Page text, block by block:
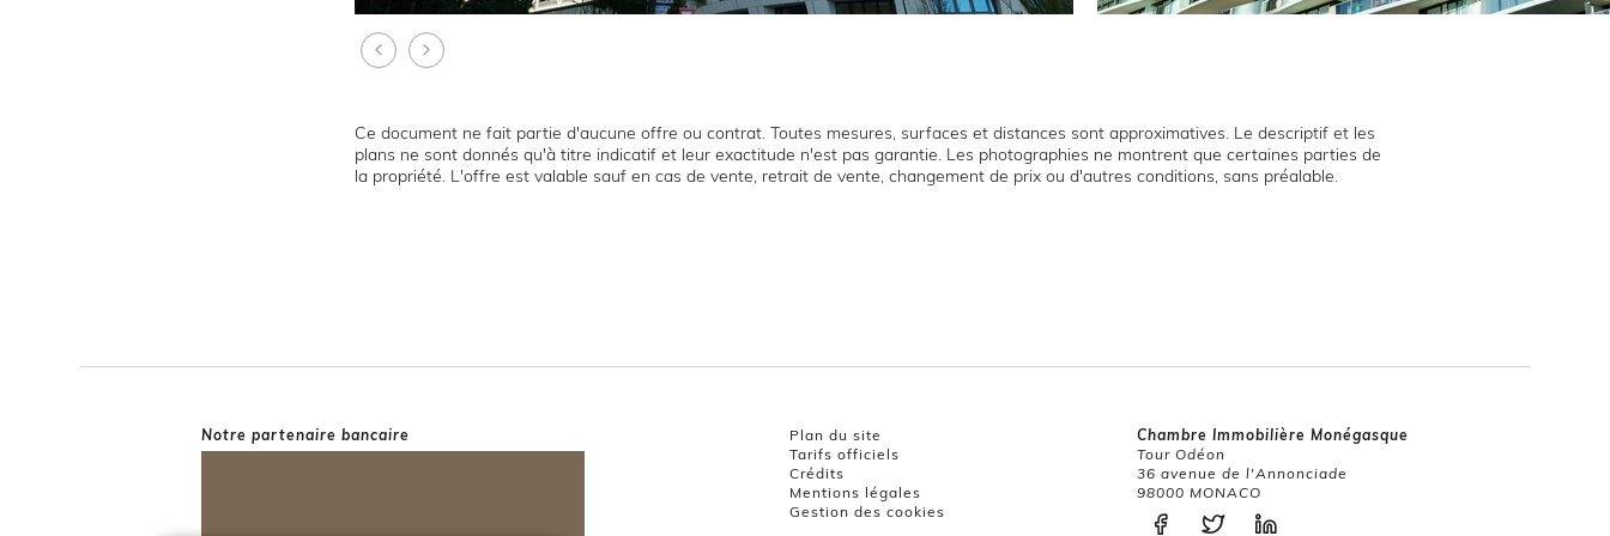
Ce document ne fait partie d'aucune offre ou contrat. Toutes mesures, surfaces et distances sont approximatives. Le descriptif et les
plans ne sont donnés qu'à titre indicatif et leur exactitude n'est pas garantie. Les photographies ne montrent que certaines parties de
la propriété. L'offre est valable sauf en cas de vente, retrait de vente, changement de prix ou d'autres conditions, sans préalable.
Notre partenaire bancaire
Plan du site
Tarifs officiels
Crédits
Mentions légales
Gestion des cookies
Chambre Immobilière Monégasque
Tour Odéon
36 avenue de l'Annonciade
98000 MONACO